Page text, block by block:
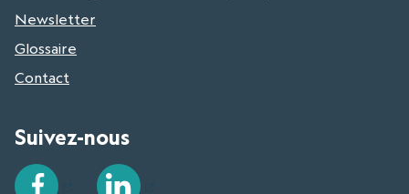
Newsletter
Glossaire
Contact
Suivez-nous
Facebook